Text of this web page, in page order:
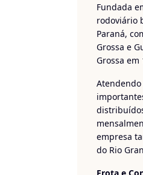
Fundada
rodoviário
Paraná,
Grossa e
Grossa
empresa
do Rio